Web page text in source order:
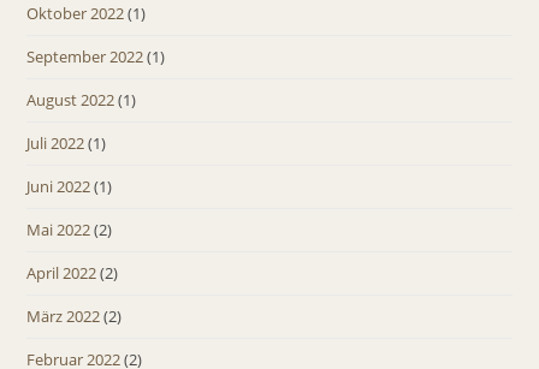
Oktober 2022(1)
September 2022(1)
August 2022(1)
Juli 2022(1)
Juni 2022(1)
Mai 2022(2)
April 2022(2)
März 2022(2)
Februar 2022(2)